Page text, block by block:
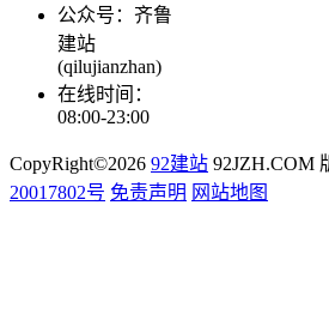
公众号：齐鲁
建站
(qilujianzhan)
在线时间：
08:00-23:00
CopyRight©2026 92建站 92JZH.COM
20017802号 免责声明 网站地图